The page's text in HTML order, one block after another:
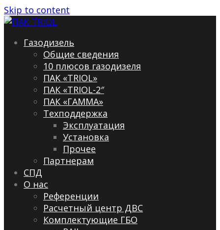
Skip to content
Газодизель
Общие сведения
10 плюсов газодизеля
ПАК «TRIOL»
ПАК «TRIOL-2″
ПАК «ГАММА»
Техподдержка
Эксплуатация
Установка
Прочее
Партнерам
СПД
О нас
Референции
Расчетный центр ДВС
Комплектующие ГБО